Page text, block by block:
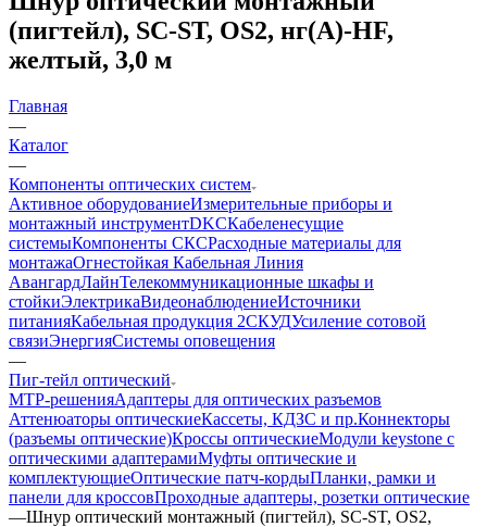
(пигтейл), SC-ST, OS2, нг(А)-HF,
желтый, 3,0 м
Главная
—
Каталог
—
Компоненты оптических систем
Активное оборудованиеИзмерительные приборы и
монтажный инструментDKCКабеленесущие
системыКомпоненты СКСРасходные материалы для
монтажаОгнестойкая Кабельная Линия
АвангардЛайнТелекоммуникационные шкафы и
стойкиЭлектрикаВидеонаблюдениеИсточники
питанияКабельная продукция 2СКУДУсиление сотовой
связиЭнергияСистемы оповещения
—
Пиг-тейл оптический
MTP-решенияАдаптеры для оптических разъемов
Аттенюаторы оптическиеКассеты, КДЗС и пр.Коннекторы
(разъемы оптические)Кроссы оптическиеМодули keystone с
оптическими адаптерамиМуфты оптические и
комплектующиеОптические патч-кордыПланки, рамки и
панели для кроссовПроходные адаптеры, розетки оптические
—Шнур оптический монтажный (пигтейл), SC-ST, OS2,